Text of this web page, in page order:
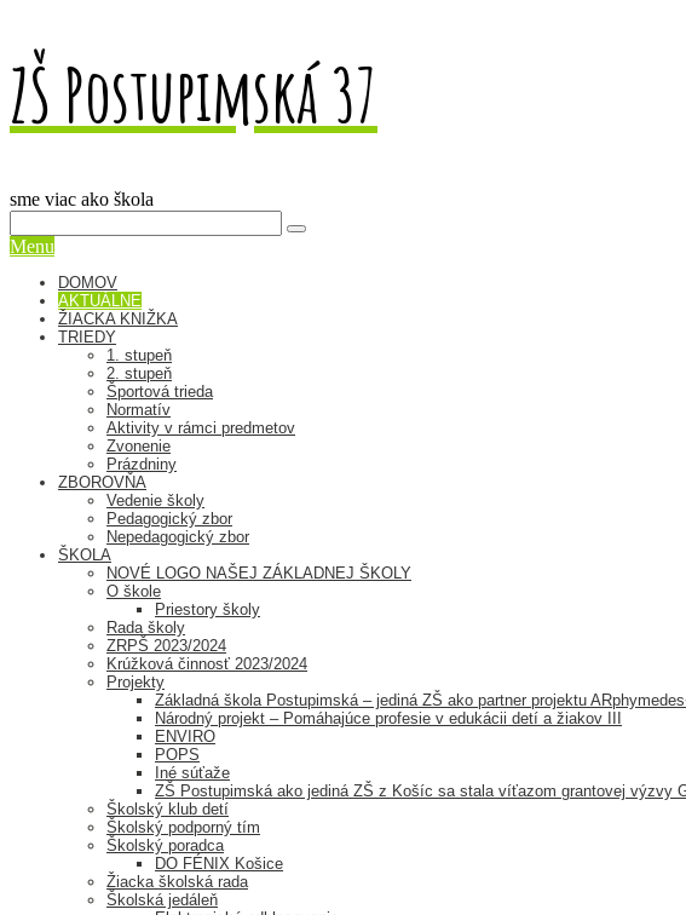
ZŠ Postupimská 37
sme viac ako škola
Menu
DOMOV
AKTUÁLNE
ŽIACKA KNIŽKA
TRIEDY
1. stupeň
2. stupeň
Športová trieda
Normatív
Aktivity v rámci predmetov
Zvonenie
Prázdniny
ZBOROVŇA
Vedenie školy
Pedagogický zbor
Nepedagogický zbor
ŠKOLA
NOVÉ LOGO NAŠEJ ZÁKLADNEJ ŠKOLY
O škole
Priestory školy
Rada školy
ZRPŠ 2023/2024
Krúžková činnosť 2023/2024
Projekty
Základná škola Postupimská – jediná ZŠ ako partner projektu
Národný projekt – Pomáhajúce profesie v edukácii detí a žiakov III
ENVIRO
POPS
Iné súťaže
ZŠ Postupimská ako jediná ZŠ z Košíc sa stala víťazom grantovej výzvy
Školský klub detí
Školský podporný tím
Školský poradca
DO FÉNIX Košice
Žiacka školská rada
Školská jedáleň